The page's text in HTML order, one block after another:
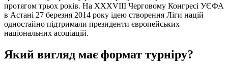
протягом трьох років. На XXXVIII Черговому Конгресі УЄФА
в Астані 27 березня 2014 року ідею створення Ліги націй
одностайно підтримали президенти європейських
національних асоціацій.
Який вигляд має формат турніру?